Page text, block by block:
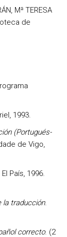
Mª TERESA
de
1993.
(Portugués-
de Vigo,
País, 1996.
la traducción.
correcto. (2